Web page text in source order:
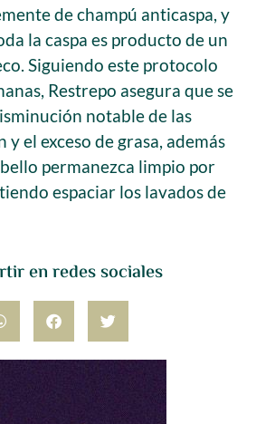
en redes sociales
de champú anticaspa, y
la caspa es producto de un
Siguiendo este protocolo
Restrepo asegura que se
notable de las
y el exceso de grasa, además
permanezca limpio por
espaciar los lavados de